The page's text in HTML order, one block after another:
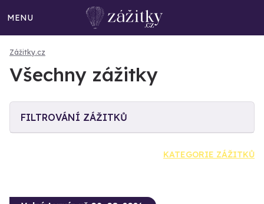
MENU
Zážitky.cz
Všechny zážitky
FILTROVÁNÍ ZÁŽITKŮ
KATEGORIE ZÁŽITKŮ